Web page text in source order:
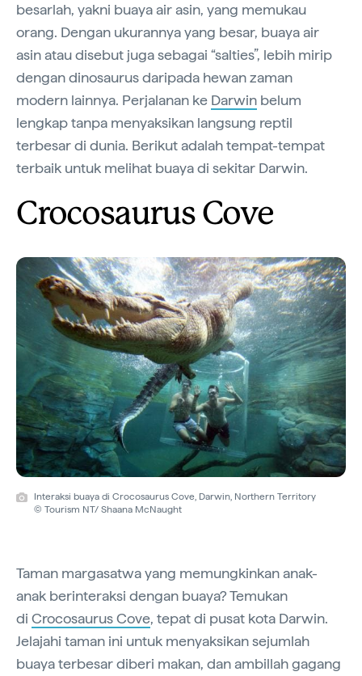
besarlah, yakni buaya air asin, yang memukau
orang. Dengan ukurannya yang besar, buaya air
asin atau disebut juga sebagai “salties”, lebih mirip
dengan dinosaurus daripada hewan zaman
modern lainnya. Perjalanan ke Darwin belum
lengkap tanpa menyaksikan langsung reptil
terbesar di dunia. Berikut adalah tempat-tempat
terbaik untuk melihat buaya di sekitar Darwin.
Crocosaurus Cove
Interaksi buaya di Crocosaurus Cove, Darwin, Northern Territory
© Tourism NT/ Shaana McNaught
Taman margasatwa yang memungkinkan anak-
anak berinteraksi dengan buaya? Temukan
di Crocosaurus Cove, tepat di pusat kota Darwin.
Jelajahi taman ini untuk menyaksikan sejumlah
buaya terbesar diberi makan, dan ambillah gagang